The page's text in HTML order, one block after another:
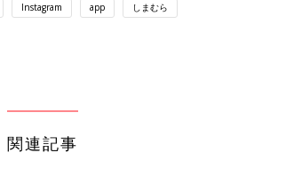
Instagram app しまむら
関連記事